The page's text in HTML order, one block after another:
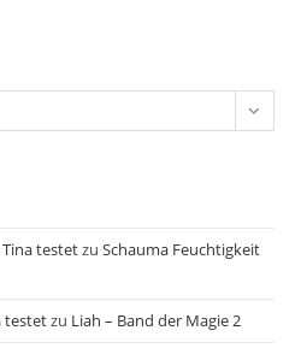
Tina testetzuSchauma Feuchtigkeit
testetzu Liah – Band der Magie 2